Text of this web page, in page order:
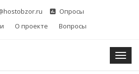
Опросы
О проекте Вопросы